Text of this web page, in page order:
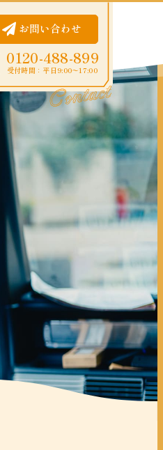
お問い合わせ
0120-488-899
受付時間：平日9:00〜17:00